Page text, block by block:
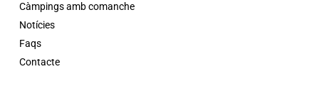
Càmpings amb comanche
Notícies
Faqs
Contacte